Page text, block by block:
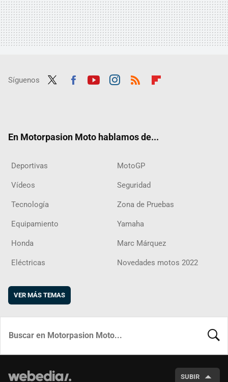
Síguenos
En Motorpasion Moto hablamos de...
Deportivas MotoGP
Vídeos Seguridad
Tecnología Zona de Pruebas
Equipamiento Yamaha
Honda Marc Márquez
Eléctricas Novedades motos 2022
VER MÁS TEMAS
SUBIR